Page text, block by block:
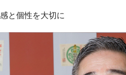
と個性を大切に